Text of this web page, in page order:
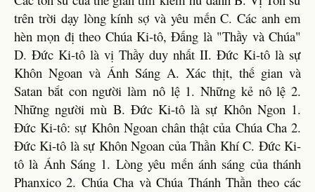
trên trời dạy lòng kính sợ và yêu mến C. Các anh em
hèn mọn đị theo Chúa Ki-tô, Đấng là "Thầy và Chúa"
D. Đức Ki-tô là vị Thầy duy nhất II. Đức Ki-tô là sự
Khôn Ngoan và Ánh Sáng A. Xác thịt, thế gian và
Satan bắt con người làm nô lệ 1. Những kẻ nô lệ 2.
Những người mù B. Đức Ki-tô là sự Khôn Ngon 1.
Đức Ki-tô: sự Khôn Ngoan chân thật của Chúa Cha 2.
Đức Ki-tô là sự Khôn Ngoan của Thần Khí C. Đức Ki-
tô là Ánh Sáng 1. Lòng yêu mến ánh sáng của thánh
Phanxico 2. Chúa Cha và Chúa Thánh Thần theo các